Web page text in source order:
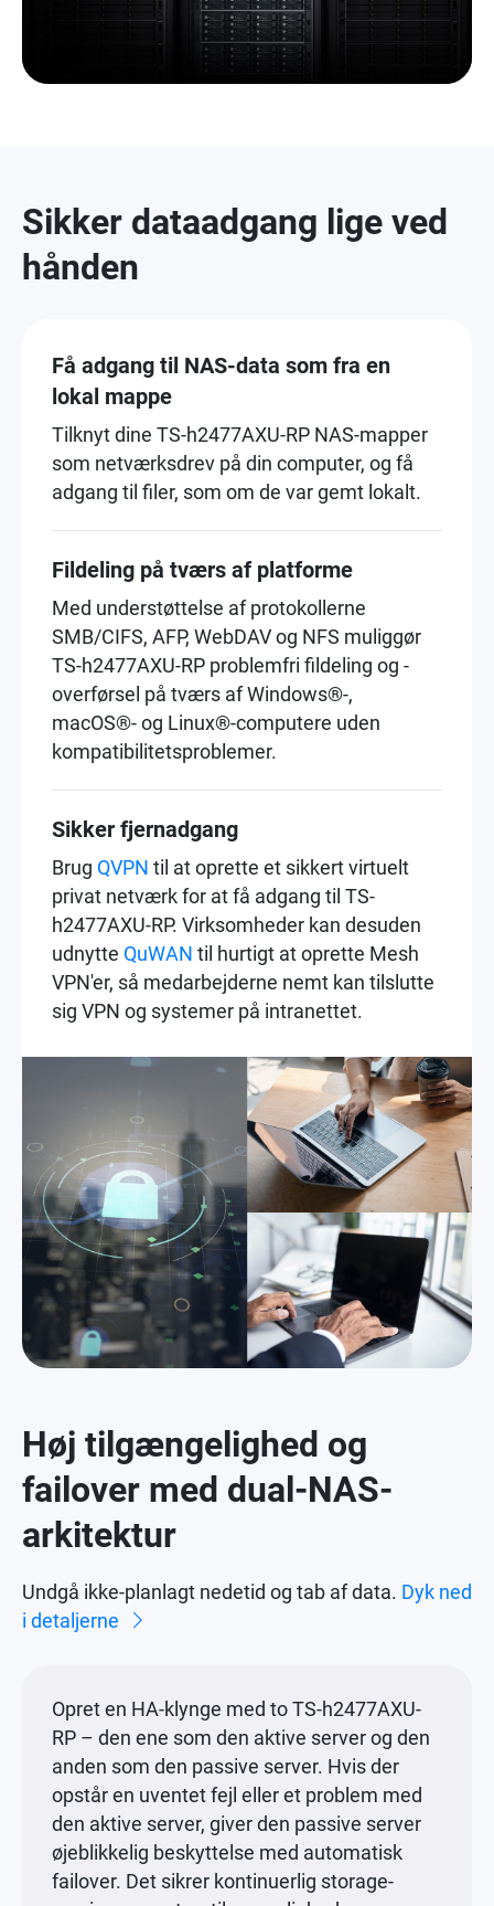
Sikker dataadgang lige ved
hånden
Få adgang til NAS-data som fra en
lokal mappe
Tilknyt dine TS-h2477AXU-RP NAS-mapper
som netværksdrev på din computer, og få
adgang til filer, som om de var gemt lokalt.
Fildeling på tværs af platforme
Med understøttelse af protokollerne
SMB/CIFS, AFP, WebDAV og NFS muliggør
TS-h2477AXU-RP problemfri fildeling og -
overførsel på tværs af Windows®-,
macOS®- og Linux®-computere uden
kompatibilitetsproblemer.
Sikker fjernadgang
Brug QVPN til at oprette et sikkert virtuelt
privat netværk for at få adgang til TS-
h2477AXU-RP. Virksomheder kan desuden
udnytte QuWAN til hurtigt at oprette Mesh
VPN'er, så medarbejderne nemt kan tilslutte
sig VPN og systemer på intranettet.
Høj tilgængelighed og
failover med dual-NAS-
arkitektur
Undgå ikke-planlagt nedetid og tab af data. Dyk ned
i detaljerne
Opret en HA-klynge med to TS-h2477AXU-
RP – den ene som den aktive server og den
anden som den passive server. Hvis der
opstår en uventet fejl eller et problem med
den aktive server, giver den passive server
øjeblikkelig beskyttelse med automatisk
failover. Det sikrer kontinuerlig storage-